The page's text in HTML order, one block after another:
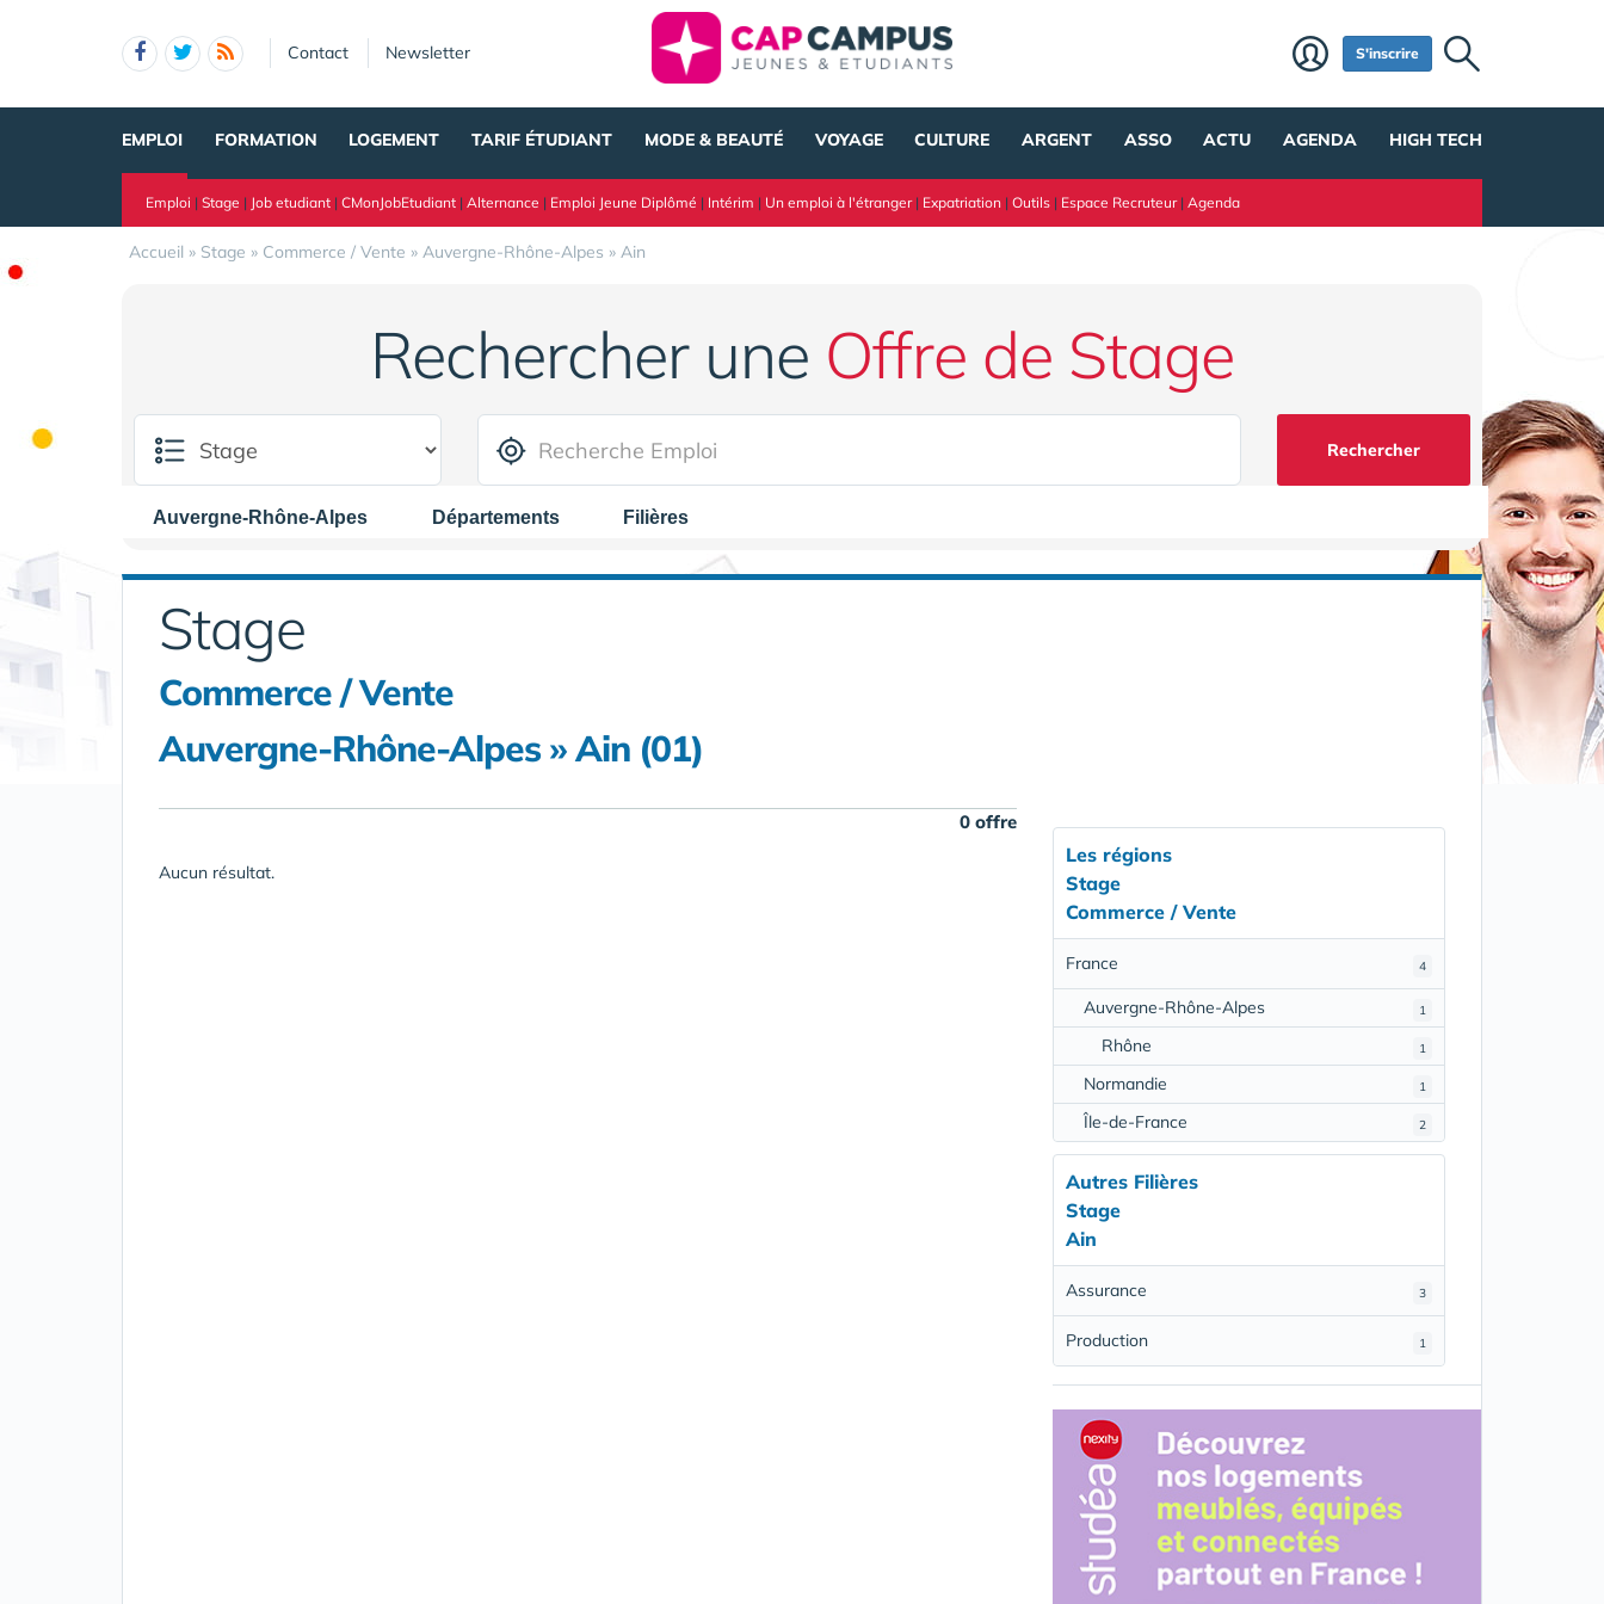
Contact Newsletter S'inscrire
EMPLOI FORMATION LOGEMENT TARIF ÉTUDIANT MODE & BEAUTÉ VOYAGE CULTURE ARGENT ASSO ACTU AGENDA HIGH TECH
Emploi | Stage | Job etudiant | CMonJobEtudiant | Alternance | Emploi Jeune Diplômé | Intérim | Un emploi à l'étranger| Expatriation | Outils | Espace Recruteur| Agenda
Accueil » Stage » Commerce / Vente » Auvergne-Rhône-Alpes » Ain
Rechercher une Offre de Stage
Rechercher
Auvergne-Rhône-Alpes Départements Filières
Stage
Commerce / Vente
Auvergne-Rhône-Alpes » Ain (01)
0 offre
Aucun résultat.
Les régions
Stage
Commerce / Vente
4
France
1
Auvergne-Rhône-Alpes
1
Rhône
1
Normandie
2
Île-de-France
Autres Filières
Stage
Ain
3
Assurance
1
Production